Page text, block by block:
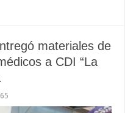
materiales de
a CDI “La